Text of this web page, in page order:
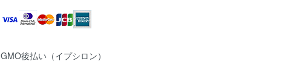
GMO後払い（イプシロン）